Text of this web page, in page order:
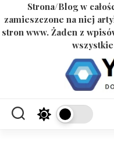
Strona/Blog w
zamieszczone na niej
stron www. Żaden z
wszystkie